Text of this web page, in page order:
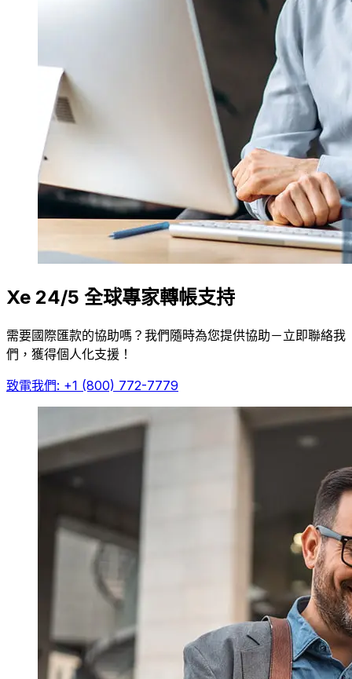
Xe 24/5 全球專家轉帳支持
需要國際匯款的協助嗎？我們隨時為您提供協助－立即聯絡我
們，獲得個人化支援！
致電我們: +1 (800) 772-7779